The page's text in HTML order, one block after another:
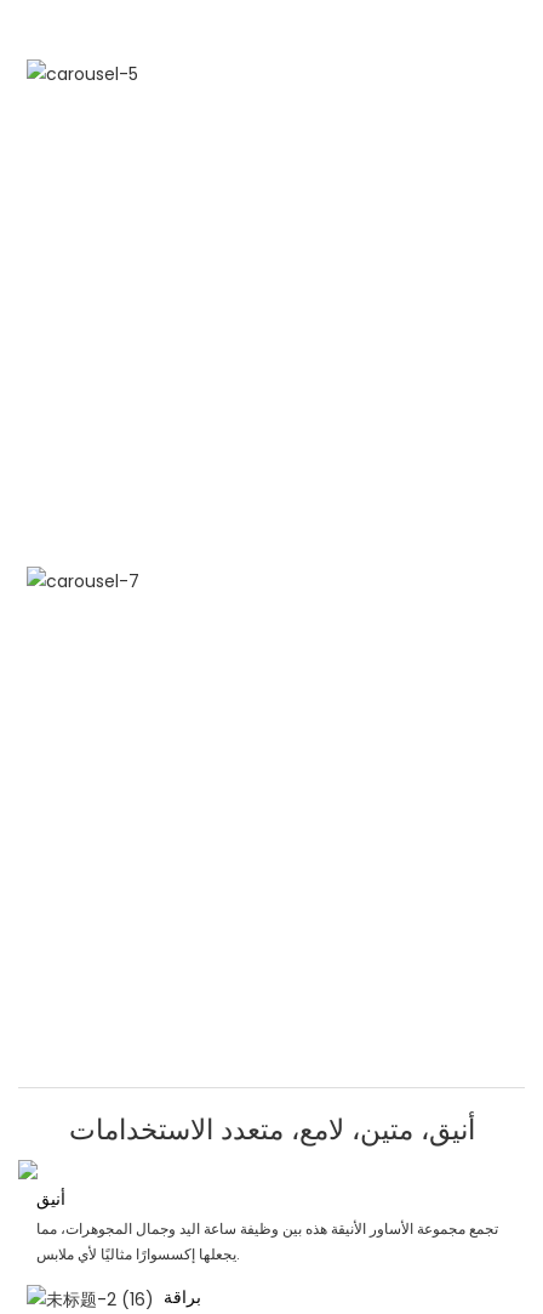
أنيق، متين، لامع، متعدد الاستخدامات
أنيق
تجمع مجموعة الأساور الأنيقة هذه بين وظيفة ساعة اليد وجمال المجوهرات، مما
يجعلها إكسسوارًا مثاليًا لأي ملابس.
براقة